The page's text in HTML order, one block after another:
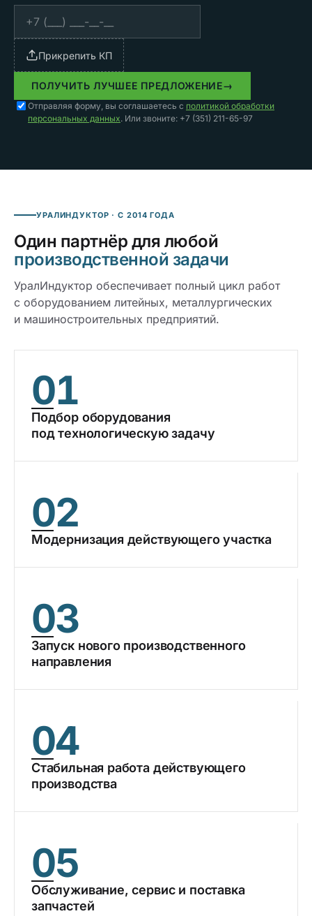
Прикрепить КП
ПОЛУЧИТЬ ЛУЧШЕЕ ПРЕДЛОЖЕНИЕ→
Отправляя форму, вы соглашаетесь с политикой обработки
персональных данных. Или звоните: +7 (351) 211-65-97
УРАЛИНДУКТОР · С 2014 ГОДА
Один партнёр для любой
производственной задачи
УралИндуктор обеспечивает полный цикл работ
с оборудованием литейных, металлургических
и машиностроительных предприятий.
01
Подбор оборудования
под технологическую задачу
02
Модернизация действующего участка
03
Запуск нового производственного
направления
04
Стабильная работа действующего
производства
05
Обслуживание, сервис и поставка
запчастей